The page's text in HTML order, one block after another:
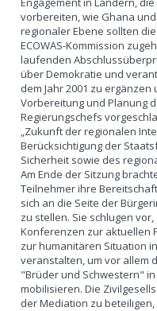
vorbereiten, wie Ghana
regionaler Ebene sollten
ECOWAS-Kommission
laufenden
über Demokratie und
dem Jahr 2001 zu
Vorbereitung und Planung
Regierungschefs
„Zukunft der regionalen
Berücksichtigung der
Sicherheit sowie des
Am Ende der Sitzung
Teilnehmer ihre
sich an die Seite der
zu stellen. Sie schlugen
Konferenzen zur aktuellen
zur humanitären Situation
veranstalten, um vor allem
"Brüder und Schwestern"
mobilisieren. Die
der Mediation zu